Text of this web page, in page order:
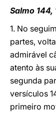
Salmo 144,
1. No
partes,
admirável
atento às
segunda
versículos
primeiro